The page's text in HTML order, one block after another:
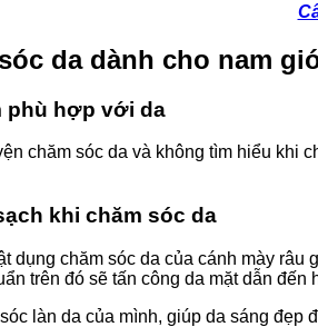
da dành cho nam
phù hợp với da
chăm sóc da và không tìm hiểu khi
khi chăm sóc da
dụng chăm sóc da của cánh mày
trên đó sẽ tấn công da mặt dẫn
làn da của mình, giúp da sáng